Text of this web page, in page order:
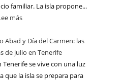
familiar. La isla propone...
más
Abad y Día del Carmen: las
de julio en Tenerife
Tenerife se vive con una luz
que la isla se prepara para